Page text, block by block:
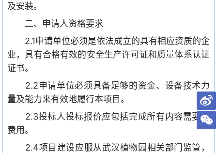
及安装。
二、申请人资格要求
2.1申请单位必须是依法成立的具有相应资质的企
业，具有合格有效的安全生产许可证和质量体系认证
证书。
2.2申请单位必须具备足够的资金、设备技术力
量及能力来有效地履行本项目。
2.3投标人投标报价应包括完成所有内容需要的
费用。
2.4项目建设应服从武汉植物园相关部门监管，